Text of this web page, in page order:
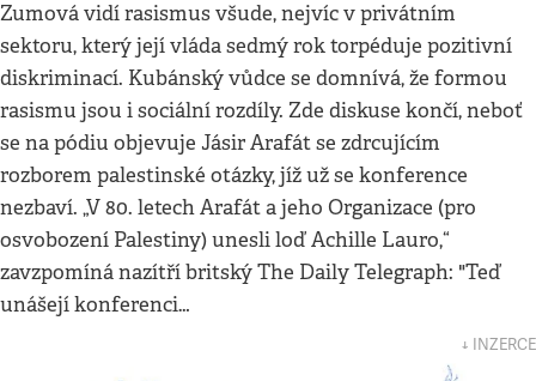
Zumová vidí rasismus všude, nejvíc v privátním
sektoru, který její vláda sedmý rok torpéduje pozitivní
diskriminací. Kubánský vůdce se domnívá, že formou
rasismu jsou i sociální rozdíly. Zde diskuse končí, neboť
se na pódiu objevuje Jásir Arafát se zdrcujícím
rozborem palestinské otázky, jíž už se konference
nezbaví. „V 80. letech Arafát a jeho Organizace (pro
osvobození Palestiny) unesli loď Achille Lauro,“
zavzpomíná nazítří britský The Daily Telegraph: "Teď
unášejí konferenci…
↓ INZERCE